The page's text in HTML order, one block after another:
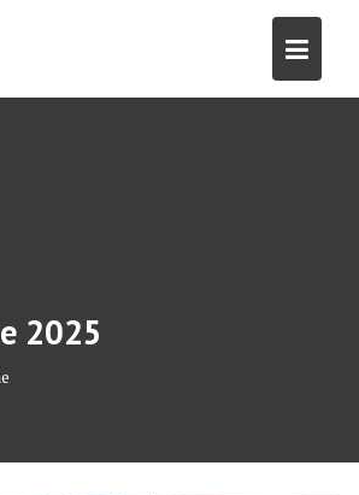
2025